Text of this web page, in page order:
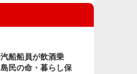
船船員が飲酒乗
民の命・暮らし保